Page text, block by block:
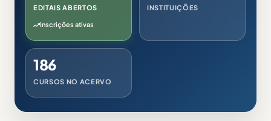
EDITAIS ABERTOS
Inscrições ativas
INSTITUIÇÕES
186
CURSOS NO ACERVO